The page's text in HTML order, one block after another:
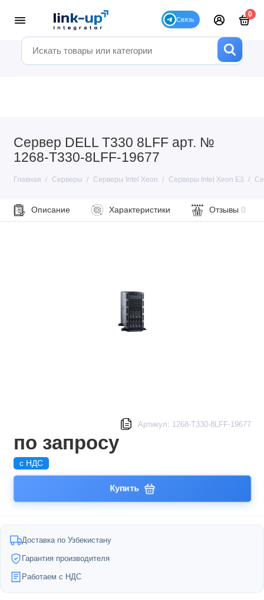
0
Сервер DELL T330 8LFF арт. №
1268-T330-8LFF-19677
Главная Серверы Серверы Intel Xeon Серверы Intel Xeon E3
Описание Характеристики Отзывы 0
Артикул: 1268-T330-8LFF-19677
по запросу
с НДС
Купить
Доставка по Узбекистану
Гарантия производителя
Работаем с НДС